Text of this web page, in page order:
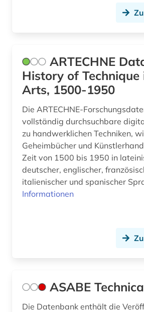
film (1)
filme (1)
filmwissenschaft (1)
finanzwirtschaft (2)
finite-elemente-methode (1)
flotte (1)
ARTECHNE
History of Technique
Arts, 1500-1950
Die ARTECHNE-
vollständig durchsuchbare
zu handwerklichen Techniken,
Geheimbücher und
Zeit von 1500 bis 1950 in
deutscher, englischer,
italienischer und spanischer
Informationen
ASABE
Die Datenbank enthält die